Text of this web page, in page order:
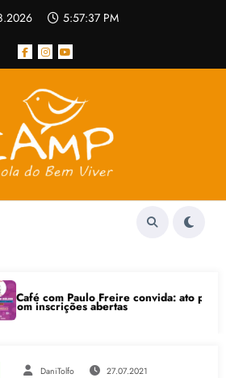
5:57:38 PM
convida: ato público e pedagógica na
DaniTolfo 27.07.2021